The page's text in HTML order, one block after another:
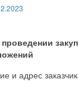
адрес